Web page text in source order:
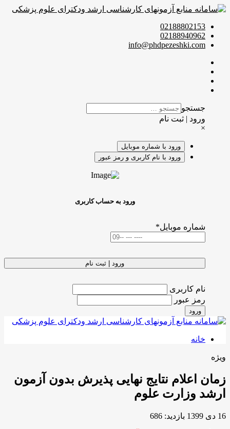
02188802153
02188940962
info@phdpezeshki.com
جستجو
ورود | ثبت نام
×
ورود با شماره موبایل
ورود با نام کاربری و رمز عبور
ورود به حساب کاربری
شماره موبایل*
ورود | ثبت نام
نام کاربری
رمز عبور
ورود
خانه
ویژه
زمان اعلام نتایج نهایی پذیرش بدون آزمون
ارشد وزارت علوم
16 دی 1399 بازدید: 686